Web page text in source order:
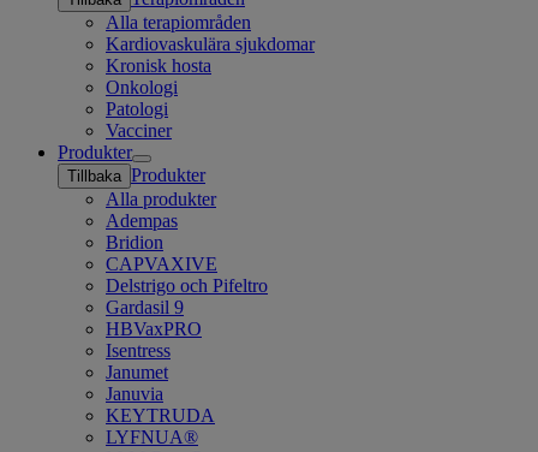
submenu
Alla terapiområden
Kardiovaskulära sjukdomar
Kronisk hosta
Onkologi
Patologi
Vacciner
Produkter
Open
submenu
Tillbaka Produkter
Alla produkter
Adempas
Bridion
CAPVAXIVE
Delstrigo och Pifeltro
Gardasil 9
HBVaxPRO
Isentress
Janumet
Januvia
KEYTRUDA
LYFNUA®